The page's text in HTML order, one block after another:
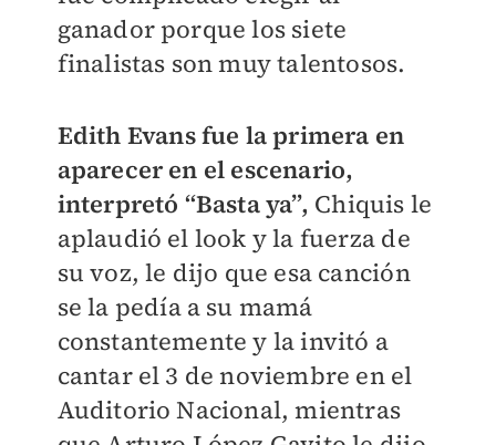
ganador porque los siete
finalistas son muy talentosos.
Edith Evans fue la primera en
aparecer en el escenario,
interpretó “Basta ya”, Chiquis le
aplaudió el look y la fuerza de
su voz, le dijo que esa canción
se la pedía a su mamá
constantemente y la invitó a
cantar el 3 de noviembre en el
Auditorio Nacional, mientras